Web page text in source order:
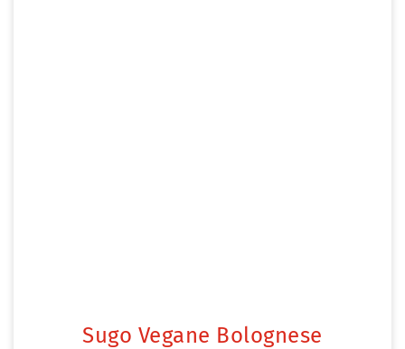
Sugo Vegane Bolognese